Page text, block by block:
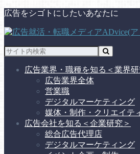
広告をシゴトにしたいあなたに
広告業界・職種を知る ＜業界研
広告業界全体
営業職
デジタルマーケティング
媒体・制作・クリエイテ
広告会社を知る ＜企業研究＞
総合広告代理店
デジタルマーケティング